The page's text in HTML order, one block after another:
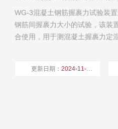
WG-3混凝土钢筋握裹力试验装
钢筋间握裹力大小的试验，该
合使用，用于测混凝土握裹
更新日期：2024-11-01